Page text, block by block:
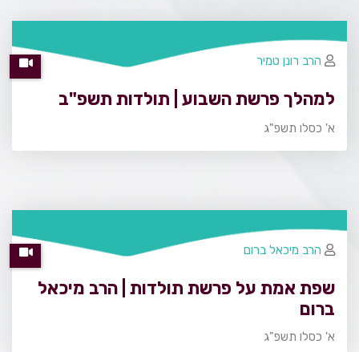
למהלך פרשת השבוע | תולדות תשפ"ב
א' כסלו תשפ"ג
הרב רונן טמיר
שפת אמת על פרשת תולדות | הרב מיכאל
ברום
א' כסלו תשפ"ג
הרב מיכאל ברום